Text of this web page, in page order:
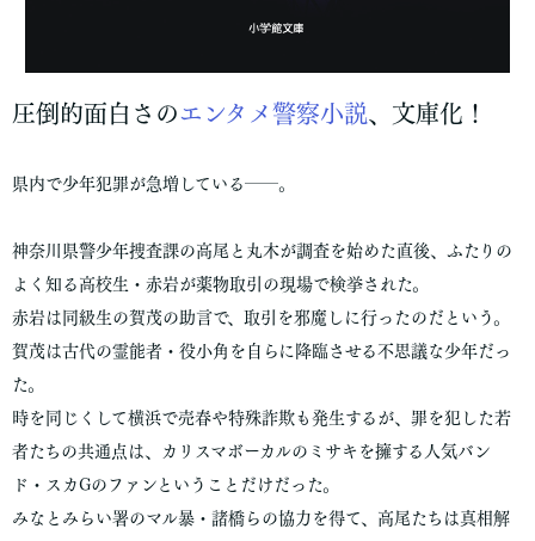
圧倒的面白さのエンタメ警察小説 、文庫化！
県内で少年犯罪が急増している――。
神奈川県警少年捜査課の高尾と丸木が調査を始めた直後、ふたりの
よく知る高校生・赤岩が薬物取引の現場で検挙された。
赤岩は同級生の賀茂の助言で、取引を邪魔しに行ったのだという。
賀茂は古代の霊能者・役小角を自らに降臨させる不思議な少年だっ
た。
時を同じくして横浜で売春や特殊詐欺も発生するが、罪を犯した若
者たちの共通点は、カリスマボーカルのミサキを擁する人気バン
ド・スカGのファンということだけだった。
みなとみらい署のマル暴・諸橋らの協力を得て、高尾たちは真相解